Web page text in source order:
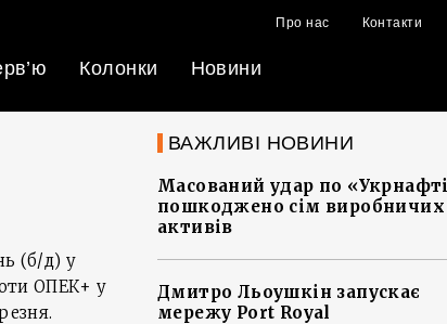
Про нас Контакти
Колонки Новини
(б/д) у
ОПЕК+ у
ВАЖЛИВІ НОВИНИ
Масований удар по
пошкоджено сім виробничих
активів
Дмитро Льоушкін запускає
мережу Port Royal